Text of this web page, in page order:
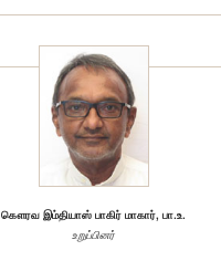
கௌரவ இம்தியாஸ் பாகிர் மாகார், பா.உ.
உறுப்பினர்